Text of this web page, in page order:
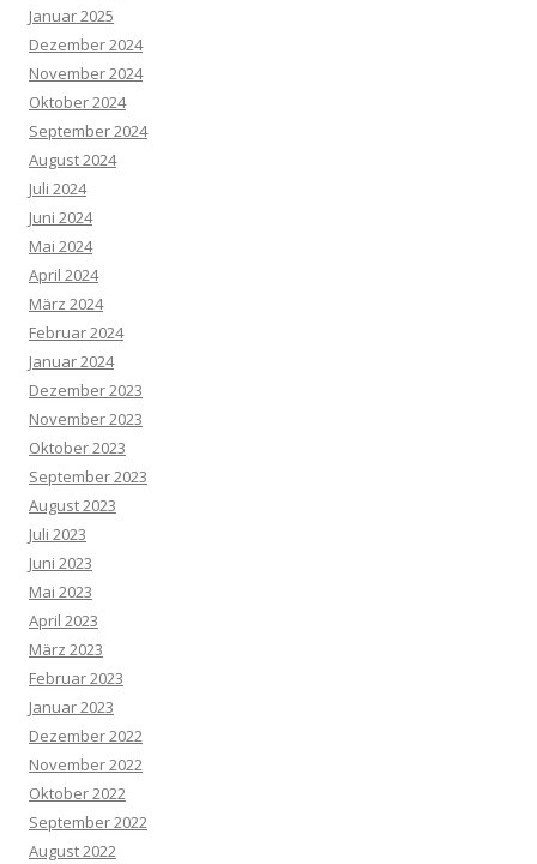
Januar 2025
Dezember 2024
November 2024
Oktober 2024
September 2024
August 2024
Juli 2024
Juni 2024
Mai 2024
April 2024
März 2024
Februar 2024
Januar 2024
Dezember 2023
November 2023
Oktober 2023
September 2023
August 2023
Juli 2023
Juni 2023
Mai 2023
April 2023
März 2023
Februar 2023
Januar 2023
Dezember 2022
November 2022
Oktober 2022
September 2022
August 2022